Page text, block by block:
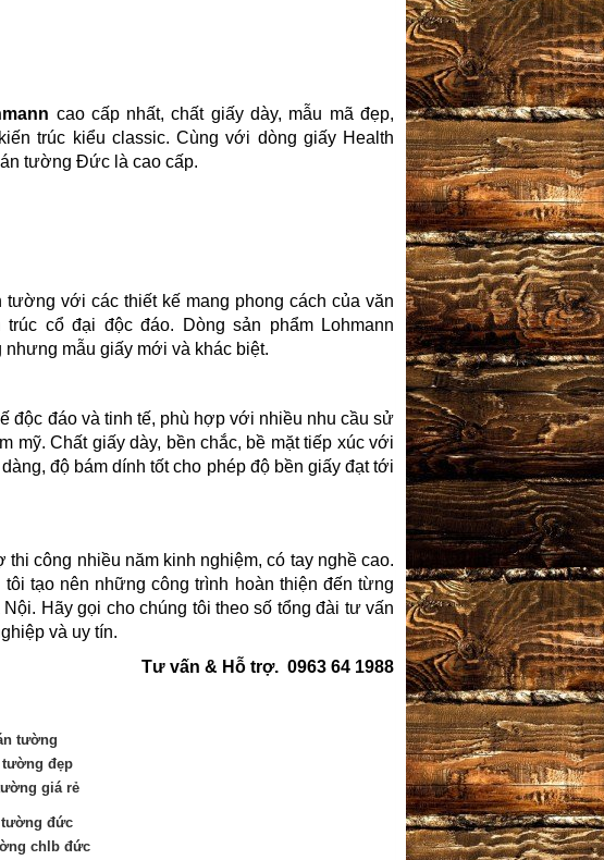
cao cấp nhất, chất giấy dày, mẫu mã đẹp,
trúc kiểu classic. Cùng với dòng giấy Health
tường Đức là cao cấp.
tường với các thiết kế mang phong cách của văn
cổ đại độc đáo. Dòng sản phẩm Lohmann
mẫu giấy mới và khác biệt.
độc đáo và tinh tế, phù hợp với nhiều nhu cầu sử
mỹ. Chất giấy dày, bền chắc, bề mặt tiếp xúc với
độ bám dính tốt cho phép độ bền giấy đạt tới
công nhiều năm kinh nghiệm, có tay nghề cao.
tạo nên những công trình hoàn thiện đến từng
Hãy gọi cho chúng tôi theo số tổng đài tư vấn
và uy tín.
Tư vấn & Hỗ trợ. 0963 64 1988
tường
đẹp
giá rẻ
đức
chlb đức